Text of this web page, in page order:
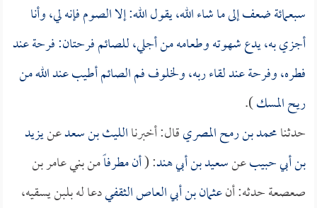
سبعمائة ضعف إلى ما شاء الله، يقول الله: إلا الصوم فإنه لي، وأنا
أجزي به، يدع شهوته وطعامه من أجلي، للصائم فرحتان: فرحة عند
فطره، وفرحة عند لقاء ربه، ولخلوف فم الصائم أطيب عند الله من
ريح المسك).
حدثنامحمد بن رمح المصريقال: أخبرناالليث بن سعدعنيزيد
بن أبي حبيبعنسعيد بن أبي هند: (أنمطرفاًمن بني عامر بن
صعصعة حدثه: أنعثمان بن أبي العاص الثقفيدعا له بلبن يسقيه،